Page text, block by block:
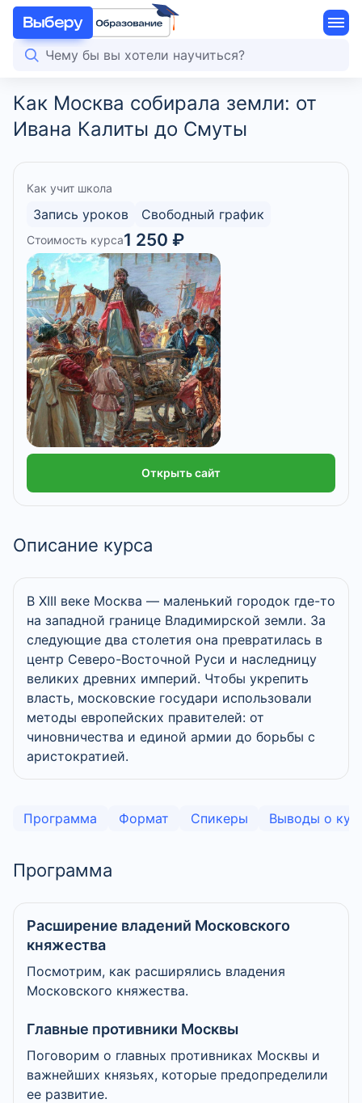
Как Москва собирала земли: от
Ивана Калиты до Смуты
Как учит школа
Запись уроков Свободный график
Стоимость курса1 250 ₽
Открыть сайт
Описание курса
В XIII веке Москва — маленький городок где-то
на западной границе Владимирской земли. За
следующие два столетия она превратилась в
центр Северо-Восточной Руси и наследницу
великих древних империй. Чтобы укрепить
власть, московские государи использовали
методы европейских правителей: от
чиновничества и единой армии до борьбы с
аристократией.
Программа Формат Спикеры Выводы о
Программа
Расширение владений Московского
княжества
Посмотрим, как расширялись владения
Московского княжества.
Главные противники Москвы
Поговорим о главных противниках Москвы и
важнейших князьях, которые предопределили
ее развитие.